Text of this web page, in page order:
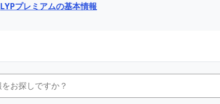
LYPプレミアムの基本情報